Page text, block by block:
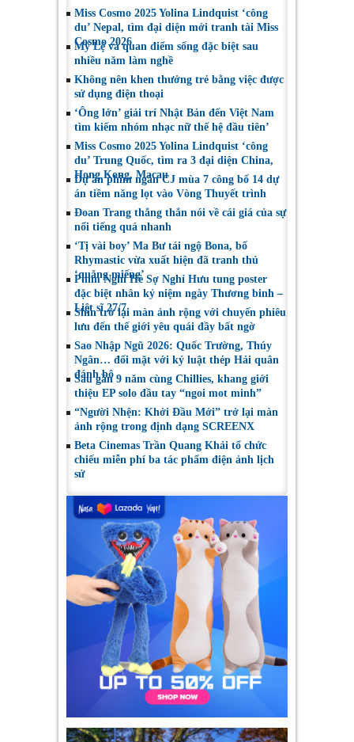
Miss Cosmo 2025 Yolina Lindquist ‘công
du’ Nepal, tìm đại diện mới tranh tài Miss
Cosmo 2026
Mỹ Lệ và quan điểm sống đặc biệt sau
nhiều năm làm nghề
Không nên khen thưởng trẻ bằng việc được
sử dụng điện thoại
‘Ông lớn’ giải trí Nhật Bản đến Việt Nam
tìm kiếm nhóm nhạc nữ thế hệ đầu tiên’
Miss Cosmo 2025 Yolina Lindquist ‘công
du’ Trung Quốc, tìm ra 3 đại diện China,
Hong Kong, Macau
Dự án phim ngắn CJ mùa 7 công bố 14 dự
án tiềm năng lọt vào Vòng Thuyết trình
Đoan Trang thẳng thắn nói về cái giá của sự
nổi tiếng quá nhanh
‘Tị vài boy’ Ma Bư tái ngộ Bona, bố
Rhymastic vừa xuất hiện đã tranh thủ
‘quăng miếng’
Phim Nghỉ Hè Sợ Nghỉ Hưu tung poster
đặc biệt nhân kỷ niệm ngày Thương binh –
Liệt sĩ 27/7
Shin trở lại màn ảnh rộng với chuyến phiêu
lưu đến thế giới yêu quái đầy bất ngờ
Sao Nhập Ngũ 2026: Quốc Trường, Thúy
Ngân… đối mặt với kỷ luật thép Hải quân
đánh bộ
Sau gần 9 năm cùng Chillies, khang giới
thiệu EP solo đầu tay “ngoi mot minh”
“Người Nhện: Khởi Đầu Mới” trở lại màn
ảnh rộng trong định dạng SCREENX
Beta Cinemas Trần Quang Khải tổ chức
chiếu miễn phí ba tác phẩm điện ảnh lịch
sử